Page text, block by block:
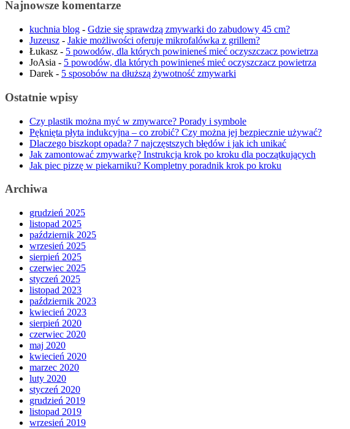
Najnowsze komentarze
kuchnia blog - Gdzie się sprawdzą zmywarki do zabudowy 45 cm?
Juzeusz - Jakie możliwości oferuje mikrofalówka z grillem?
Łukasz - 5 powodów, dla których powinieneś mieć oczyszczacz powietrza
JoAsia - 5 powodów, dla których powinieneś mieć oczyszczacz powietrza
Darek - 5 sposobów na dłuższą żywotność zmywarki
Ostatnie wpisy
Czy plastik można myć w zmywarce? Porady i symbole
Pęknięta płyta indukcyjna – co zrobić? Czy można jej bezpiecznie używać?
Dlaczego biszkopt opada? 7 najczęstszych błędów i jak ich unikać
Jak zamontować zmywarkę? Instrukcja krok po kroku dla początkujących
Jak piec pizzę w piekarniku? Kompletny poradnik krok po kroku
Archiwa
grudzień 2025
listopad 2025
październik 2025
wrzesień 2025
sierpień 2025
czerwiec 2025
styczeń 2025
listopad 2023
październik 2023
kwiecień 2023
sierpień 2020
czerwiec 2020
maj 2020
kwiecień 2020
marzec 2020
luty 2020
styczeń 2020
grudzień 2019
listopad 2019
wrzesień 2019